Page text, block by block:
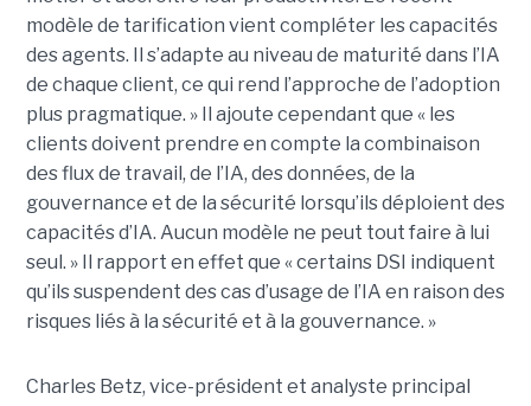
modèle de tarification vient compléter les capacités
des agents. Il s’adapte au niveau de maturité dans l’IA
de chaque client, ce qui rend l’approche de l’adoption
plus pragmatique. » Il ajoute cependant que « les
clients doivent prendre en compte la combinaison
des flux de travail, de l’IA, des données, de la
gouvernance et de la sécurité lorsqu’ils déploient des
capacités d’IA. Aucun modèle ne peut tout faire à lui
seul. » Il rapport en effet que « certains DSI indiquent
qu’ils suspendent des cas d’usage de l’IA en raison des
risques liés à la sécurité et à la gouvernance. »
Charles Betz, vice-président et analyste principal